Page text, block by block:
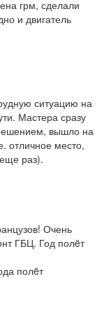
грм, сделали
и двигатель
ситуацию на
Мастера сразу
вышло на
отличное место,
раз).
Очень
ГБЦ. Год полëт
полëт